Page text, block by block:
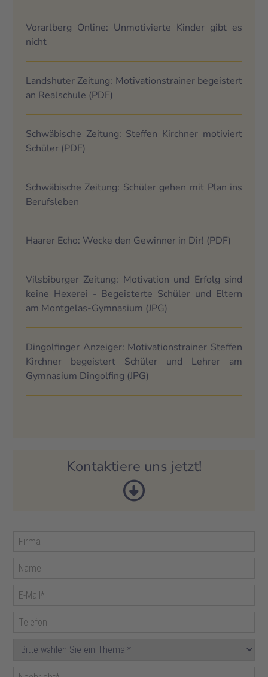
Vorarlberg Online: Unmotivierte Kinder gibt es
nicht
Landshuter Zeitung: Motivationstrainer begeistert
an Realschule (PDF)
Schwäbische Zeitung: Steffen Kirchner motiviert
Schüler(PDF)
Schwäbische Zeitung: Schüler gehen mit Plan ins
Berufsleben
Haarer Echo: Wecke den Gewinner in Dir! (PDF)
Vilsbiburger Zeitung: Motivation und Erfolg sind
keine Hexerei - Begeisterte Schüler und Eltern
am Montgelas-Gymnasium (JPG)
Dingolfinger Anzeiger: Motivationstrainer Steffen
Kirchner begeistert Schüler und Lehrer am
Gymnasium Dingolfing (JPG)
Kontaktiere uns jetzt!